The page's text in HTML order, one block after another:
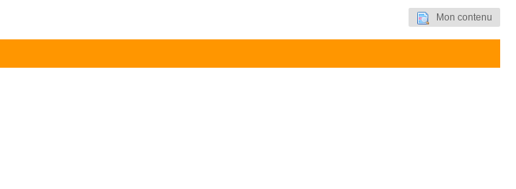
Mon contenu